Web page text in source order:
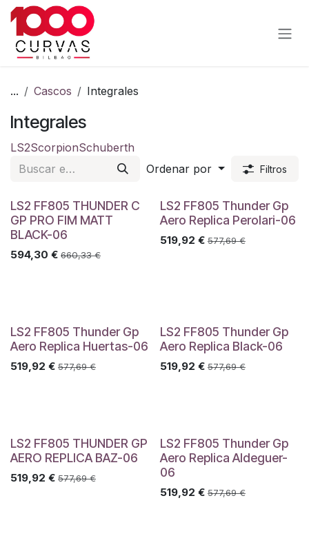
Ir al contenido
... Cascos Integrales
Integrales
LS2ScorpionSchuberth
Ordenar por
Filtros
LS2 FF805 THUNDER C
GP PRO FIM MATT
BLACK-06
594,30 € 660,33€
LS2 FF805 Thunder Gp
Aero Replica Perolari-06
519,92 € 577,69€
LS2 FF805 Thunder Gp
Aero Replica Huertas-06
519,92 € 577,69€
LS2 FF805 Thunder Gp
Aero Replica Black-06
519,92 € 577,69€
LS2 FF805 THUNDER GP
AERO REPLICA BAZ-06
519,92 € 577,69€
LS2 FF805 Thunder Gp
Aero Replica Aldeguer-
06
519,92 € 577,69€